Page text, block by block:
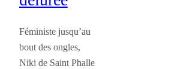
Féministe jusqu’au
bout des ongles,
Niki de Saint Phalle